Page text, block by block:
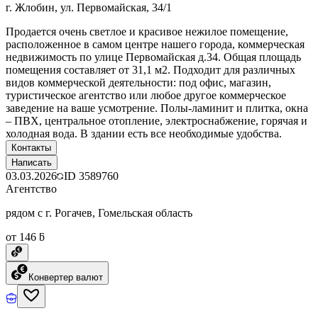
г. Жлобин, ул. Первомайская, 34/1
Продается очень светлое и красивое нежилое помещение,
расположенное в самом центре нашего города, коммерческая
недвижимость по улице Первомайская д.34. Общая площадь
помещения составляет от 31,1 м2. Подходит для различных
видов коммерческой деятельности: под офис, магазин,
туристическое агентство или любое другое коммерческое
заведение на ваше усмотрение. Полы-ламинит и плитка, окна
– ПВХ, центральное отопление, электроснабжение, горячая и
холодная вода. В здании есть все необходимые удобства.
Контакты
Написать
03.03.2026 ID 3589760
Агентство
рядом с г. Рогачев, Гомельская область
от 146 ƃ
Конвертер валют